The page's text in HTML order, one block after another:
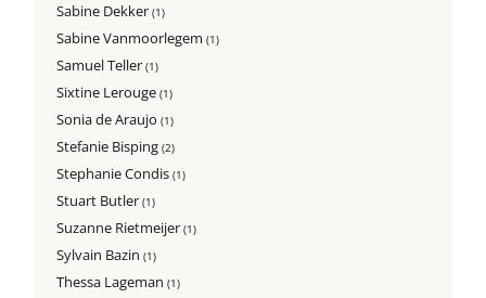
Sabine Dekker(1)
Sabine Vanmoorlegem(1)
Samuel Teller(1)
Sixtine Lerouge(1)
Sonia de Araujo(1)
Stefanie Bisping(2)
Stephanie Condis(1)
Stuart Butler(1)
Suzanne Rietmeijer(1)
Sylvain Bazin(1)
Thessa Lageman(1)